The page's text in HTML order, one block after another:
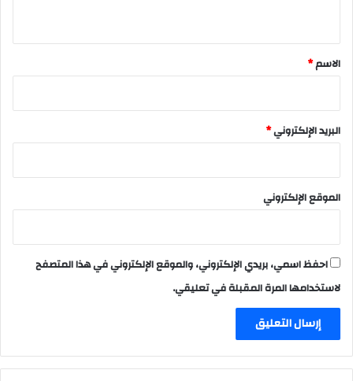
*
الاسم*
البريد الإلكتروني*
الموقع الإلكتروني
احفظ اسمي، بريدي الإلكتروني، والموقع الإلكتروني في هذا المتصفح
لاستخدامها المرة المقبلة في تعليقي.